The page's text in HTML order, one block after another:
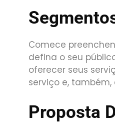
Comece
defina o seu
oferecer seus
serviço e,
Proposta